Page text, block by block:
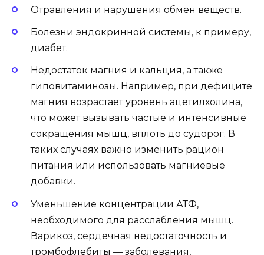
Отравления и нарушения обмен веществ.
Болезни эндокринной системы, к примеру,
диабет.
Недостаток магния и кальция, а также
гиповитаминозы. Например, при дефиците
магния возрастает уровень ацетилхолина,
что может вызывать частые и интенсивные
сокращения мышц, вплоть до судорог. В
таких случаях важно изменить рацион
питания или использовать магниевые
добавки.
Уменьшение концентрации АТФ,
необходимого для расслабления мышц.
Варикоз, сердечная недостаточность и
тромбофлебиты — заболевания,